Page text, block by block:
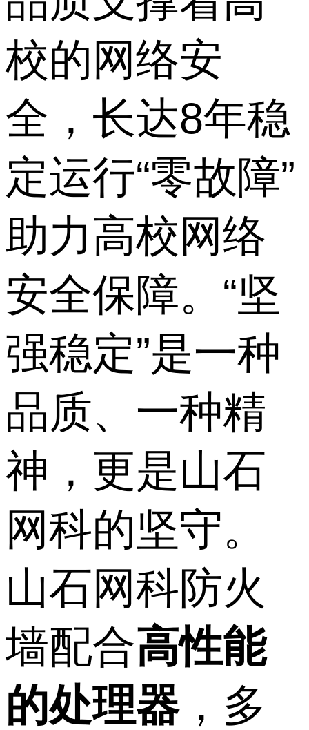
校的网络安
全，长达8年稳
定运行“零故障”
助力高校网络
安全保障。“坚
强稳定”是一种
品质、一种精
神，更是山石
网科的坚守。
山石网科防火
墙配合高性能
的处理器，多